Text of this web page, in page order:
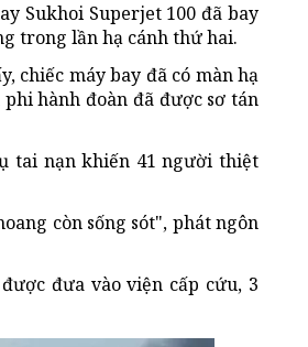
Sukhoi Superjet 100 đã bay
trong lần hạ cánh thứ hai.
chiếc máy bay đã có màn hạ
hành đoàn đã được sơ tán
tai nạn khiến 41 người thiệt
còn sống sót", phát ngôn
đưa vào viện cấp cứu, 3